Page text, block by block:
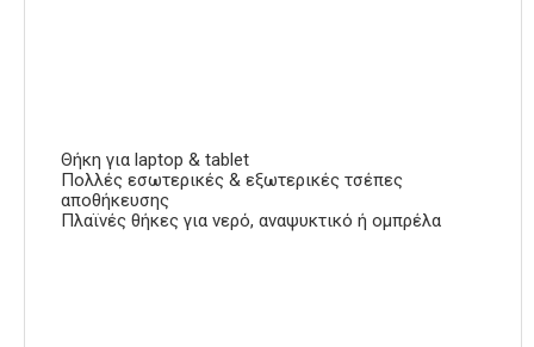
Θήκη για laptop & tablet
Πολλές εσωτερικές & εξωτερικές τσέπες
αποθήκευσης
Πλαϊνές θήκες για νερό, αναψυκτικό ή ομπρέλα